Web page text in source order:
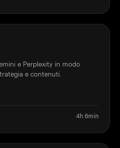
e Perplexity in modo
e contenuti.
4h 6min